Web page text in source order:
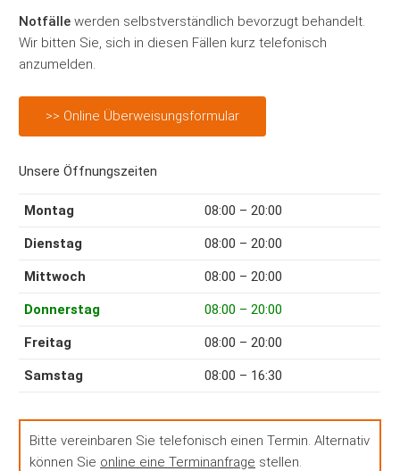
Notfälle werden selbstverständlich bevorzugt behandelt.
Wir bitten Sie, sich in diesen Fällen kurz telefonisch
anzumelden.
>> Online Überweisungsformular
Unsere Öffnungszeiten
Montag 08:00 – 20:00
Dienstag 08:00 – 20:00
Mittwoch 08:00 – 20:00
Donnerstag 08:00 – 20:00
Freitag 08:00 – 20:00
Samstag 08:00 – 16:30
Bitte vereinbaren Sie telefonisch einen Termin. Alternativ
können Sie online eine Terminanfrage stellen.